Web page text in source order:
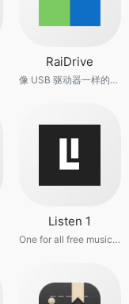
RaiDrive
像 USB 驱动器一样的云存储
Listen 1
One for all free music in China